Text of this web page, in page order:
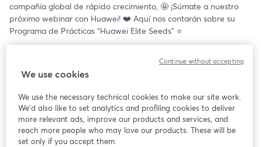
compañía global de rápido crecimiento, 🤩 ¡Súmate a nuestro
próximo webinar con Huawei! ❤️ Aquí nos contarán sobre su
Programa de Prácticas “Huawei Elite Seeds" ⭐️
Acquisition, nos comentarán algunos tips, consejos y como es el
proceso de selección para ser parte de esta gran compañía. 🚀
🗓️ Miércoles 12 de Junio
🕥 17:00 hrs (CL 🇨🇱)
We use cookies
We use the necessary technical cookies to make our site work.
We'd also like to set analytics and profiling cookies to deliver
more relevant ads, improve our products and services, and
reach more people who may love our products. These will be
set only if you accept them.
Continue without accepting